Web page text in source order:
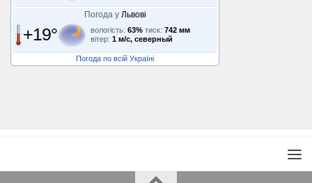
Погода у Львові
+19° вологість: 63% тиск: 742 мм
вітер: 1 м/с, северный
Погода по всій Україні